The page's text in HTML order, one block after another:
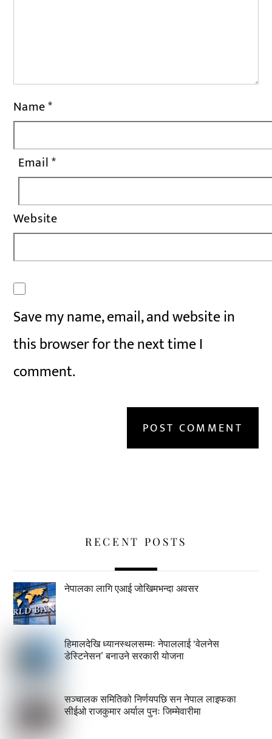
Name*
Email*
Website
Save my name, email, and website in
this browser for the next time I
comment.
RECENT POSTS
नेपालका लागि एआई जोखिमभन्दा अवसर
हिमालदेखि ध्यानस्थलसम्मः नेपाललाई ‘वेलनेस
डेस्टिनेसन’ बनाउने सरकारी योजना
सञ्चालक समितिको निर्णयपछि सन नेपाल लाइफका
सीईओ राजकुमार अर्याल पुनः जिम्मेवारीमा